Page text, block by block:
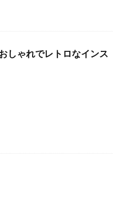
しゃれでレトロなインス